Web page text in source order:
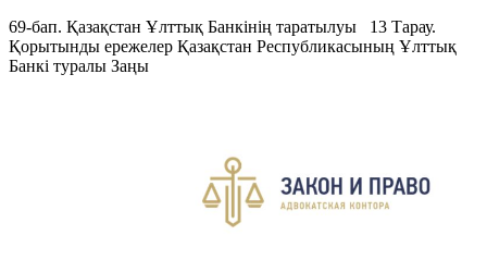
69-бап. Қазақстан Ұлттық Банкiнiң таратылуы 13 Тарау.
Қорытынды ережелер Қазақстан Республикасының Ұлттық
Банкі туралы Заңы